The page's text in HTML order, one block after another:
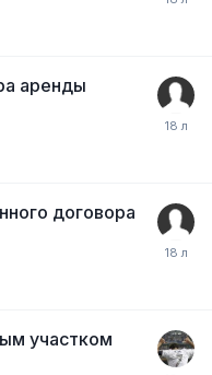
аренды
договора
участком